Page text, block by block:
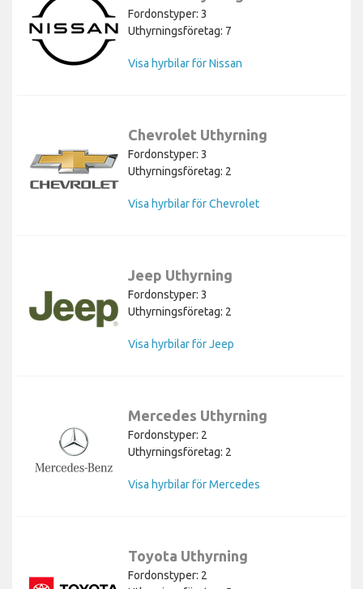
Fordonstyper: 3
Uthyrningsföretag: 7
Visa hyrbilar för Nissan
Chevrolet Uthyrning
Fordonstyper: 3
Uthyrningsföretag: 2
Visa hyrbilar för Chevrolet
Jeep Uthyrning
Fordonstyper: 3
Uthyrningsföretag: 2
Visa hyrbilar för Jeep
Mercedes Uthyrning
Fordonstyper: 2
Uthyrningsföretag: 2
Visa hyrbilar för Mercedes
Toyota Uthyrning
Fordonstyper: 2